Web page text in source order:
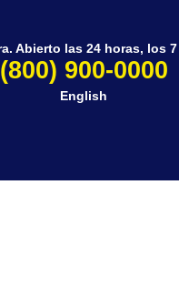
Abierto las 24 horas, los
(800) 900-0000
English